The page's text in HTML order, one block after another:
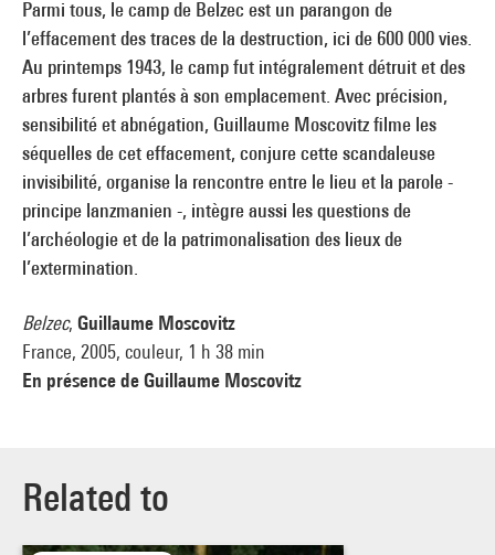
Parmi tous, le camp de Belzec est un parangon de
l’effacement des traces de la destruction, ici de 600 000 vies.
Au printemps 1943, le camp fut intégralement détruit et des
arbres furent plantés à son emplacement. Avec précision,
sensibilité et abnégation, Guillaume Moscovitz filme les
séquelles de cet effacement, conjure cette scandaleuse
invisibilité, organise la rencontre entre le lieu et la parole -
principe lanzmanien -, intègre aussi les questions de
l’archéologie et de la patrimonalisation des lieux de
l’extermination.
Belzec, Guillaume Moscovitz
France, 2005, couleur, 1 h 38 min
En présence de Guillaume Moscovitz
Related to